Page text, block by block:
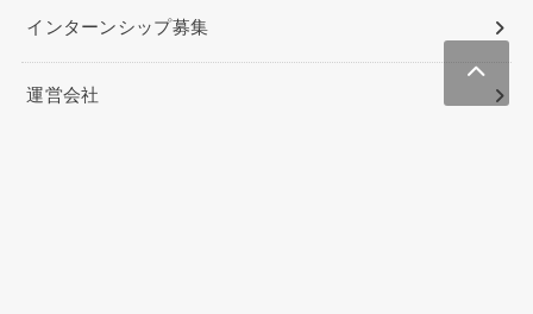
インターンシップ募集
運営会社